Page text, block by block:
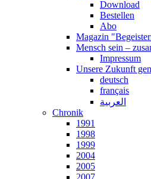
Download
Bestellen
Abo
Magazin
Mensch sein –
Impressum
Unsere Zukunft
deutsch
français
العربية
Chronik
1991
1998
1999
2004
2005
2007